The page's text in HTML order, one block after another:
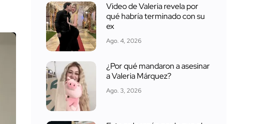
Video de Valeria revela por
qué habría terminado con su
ex
Ago. 4, 2026
¿Por qué mandaron a asesinar
a Valeria Márquez?
Ago. 3, 2026